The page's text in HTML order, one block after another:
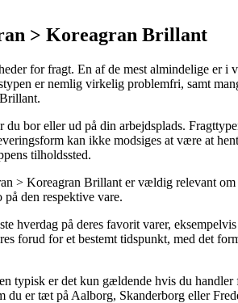
> Koreagran Brillant
for fragt. En af de mest almindelige er i
er nemlig virkelig problemfri, samt
bor eller ud på din arbejdsplads.
kan ikke modsiges at være at
tilholdssted.
> Koreagran Brillant er vældig relevant
den respektive vare.
hverdag på deres favorit varer,
forud for et bestemt tidspunkt, med det
typisk er det kun gældende hvis du handler
du er tæt på Aalborg, Skanderborg eller